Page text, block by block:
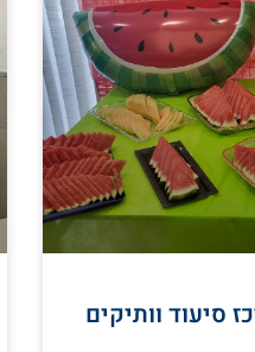
סיעוד וותיקים